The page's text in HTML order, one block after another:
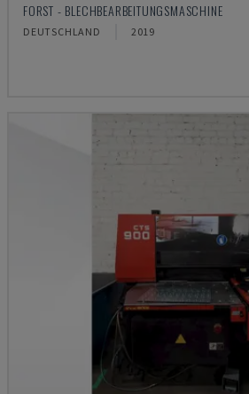
FORST - BLECHBEARBEITUNGSMASCHINE
DEUTSCHLAND 2019